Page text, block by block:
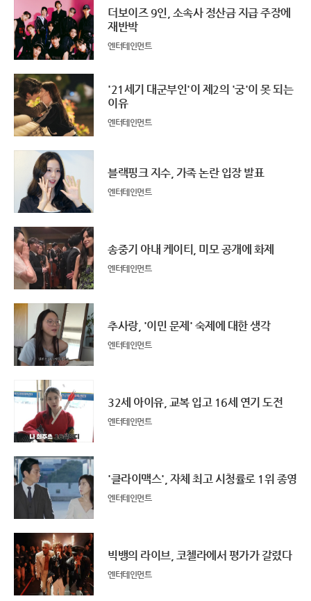
더보이즈 9인, 소속사 정산금 지급 주장에
재반박
엔터테인먼트
'21세기 대군부인'이 제2의 '궁'이 못 되는
이유
엔터테인먼트
블랙핑크 지수, 가족 논란 입장 발표
엔터테인먼트
송중기 아내 케이티, 미모 공개에 화제
엔터테인먼트
추사랑, '이민 문제' 숙제에 대한 생각
엔터테인먼트
32세 아이유, 교복 입고 16세 연기 도전
엔터테인먼트
'클라이맥스', 자체 최고 시청률로 1위 종영
엔터테인먼트
빅뱅의 라이브, 코첼라에서 평가가 갈렸다
엔터테인먼트